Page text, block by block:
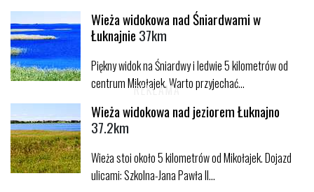
Wieża widokowa nad Śniardwami w
Łuknajnie 37km
Piękny widok na Śniardwy i ledwie 5 kilometrów od
centrum Mikołajek. Warto przyjechać...
Wieża widokowa nad jeziorem Łuknajno
37.2km
Wieża stoi około 5 kilometrów od Mikołajek. Dojazd
ulicami: Szkolna-Jana Pawła II...